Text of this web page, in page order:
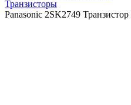
Транзисторы
Panasonic 2SK2749